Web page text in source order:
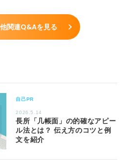
関連Q&Aを見る
自己PR
2026.5.14
長所「几帳面」の的確なアピー
ル法とは？ 伝え方のコツと例
文を紹介